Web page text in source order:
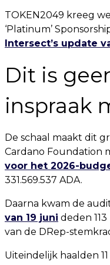
TOKEN2049 kreeg
‘Platinum’
Intersect’s update
Dit is
inspraak
De schaal maakt dit
Cardano Foundation
voor het 2026-
331.569.537 ADA.
Daarna kwam de
van 19 juni deden
van de DRep-
Uiteindelijk haalden